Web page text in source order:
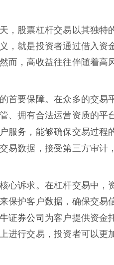
，股票杠杆交易以其独特
，就是投资者通过借入资
而，高收益往往伴随着高
首要保障。在众多的交易
、拥有合法运营资质的平
服务，能够确保交易过程
易数据，接受第三方审计
心诉求。在杠杆交易中，
保护客户数据，确保交易
证券公司 为客户提供资金
进行交易，投资者可以更